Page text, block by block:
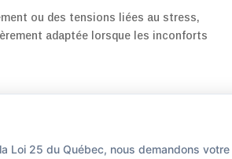
ou des tensions liées au stress,
adaptée lorsque les inconforts
Loi 25 du Québec, nous demandons